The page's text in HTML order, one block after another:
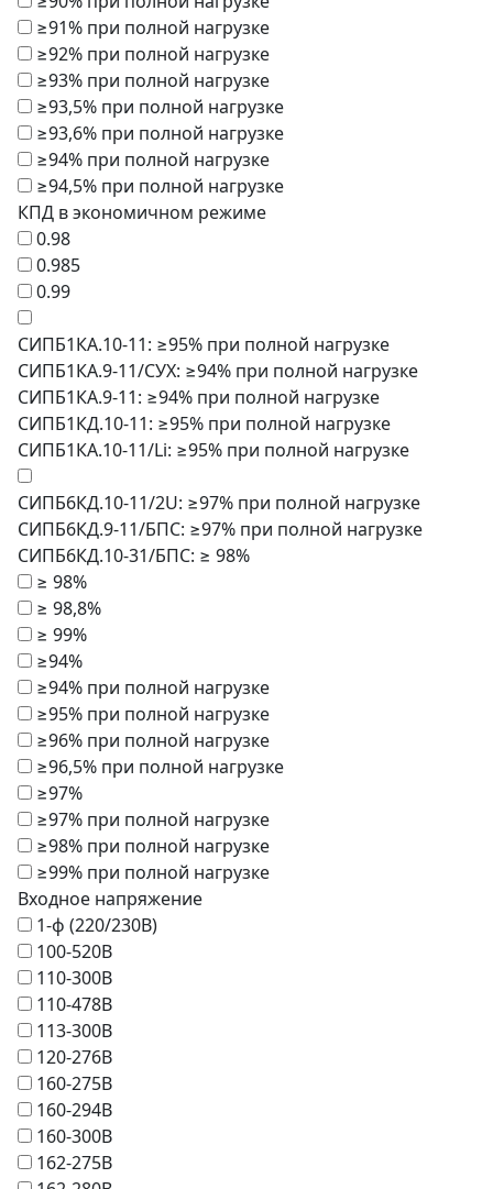
≥91% при полной нагрузке
≥92% при полной нагрузке
≥93% при полной нагрузке
≥93,5% при полной нагрузке
≥93,6% при полной нагрузке
≥94% при полной нагрузке
≥94,5% при полной нагрузке
КПД в экономичном режиме
0.98
0.985
0.99
СИПБ1КА.10-11: ≥95% при полной нагрузке
СИПБ1КА.9-11/СУХ: ≥94% при полной нагрузке
СИПБ1КА.9-11: ≥94% при полной нагрузке
СИПБ1КД.10-11: ≥95% при полной нагрузке
СИПБ1КА.10-11/Li: ≥95% при полной нагрузке
СИПБ6КД.10-11/2U: ≥97% при полной нагрузке
СИПБ6КД.9-11/БПС: ≥97% при полной нагрузке
СИПБ6КД.10-31/БПС: ≥ 98%
≥ 98%
≥ 98,8%
≥ 99%
≥94%
≥94% при полной нагрузке
≥95% при полной нагрузке
≥96% при полной нагрузке
≥96,5% при полной нагрузке
≥97%
≥97% при полной нагрузке
≥98% при полной нагрузке
≥99% при полной нагрузке
Входное напряжение
1-ф (220/230В)
100-520В
110-300В
110-478В
113-300В
120-276В
160-275В
160-294В
160-300В
162-275В